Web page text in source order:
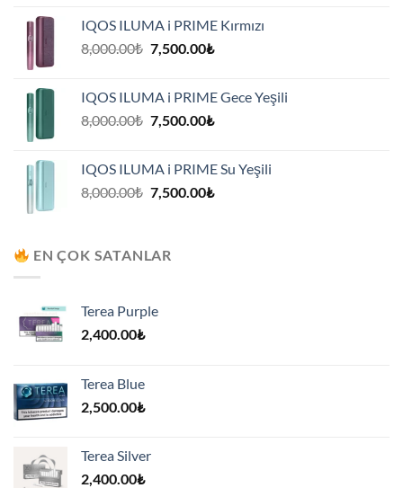
7,500.00₺.
IQOS ILUMA i PRIME Kırmızı
8,000.00₺ Orijinal
7,500.00₺Şu
7,500.00₺.
IQOS ILUMA i PRIME Gece Yeşili
8,000.00₺ Orijinal
7,500.00₺Şu
7,500.00₺.
IQOS ILUMA i PRIME Su Yeşili
8,000.00₺ Orijinal
7,500.00₺Şu
EN ÇOK SATANLAR
Terea Purple
2,400.00₺
Terea Blue
2,500.00₺
Terea Silver
2,400.00₺